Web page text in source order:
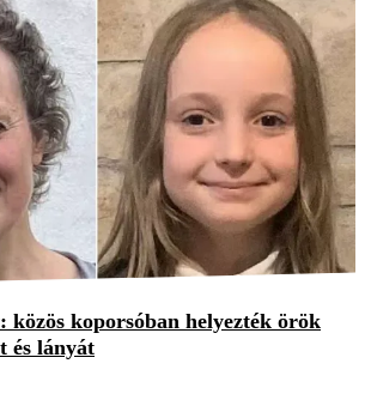
közös koporsóban helyezték örök
és lányát